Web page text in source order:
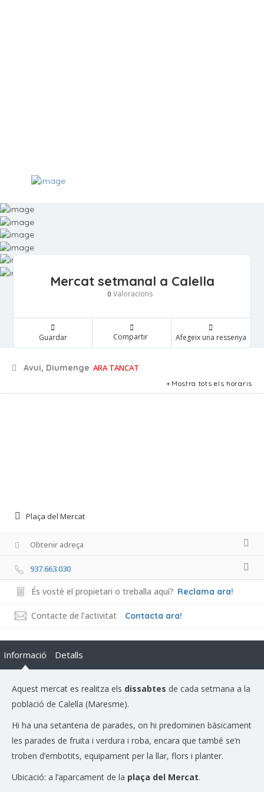
Mercat setmanal a Calella
0 Valoracions
Guardar Compartir Afegeix una ressenya
Avui, Diumenge ARA TANCAT
Mostra tots els horaris
Plaça del Mercat
Obtenir adreça
937.663.030
És vostè el propietari o treballa aquí? Reclama ara!
Contacte de l'activitat Contacta ara!
Informació Detalls
Aquest mercat es realitza els dissabtes de cada setmana a la
població de Calella (Maresme).
Hi ha una setantena de parades, on hi predominen bàsicament
les parades de fruita i verdura i roba, encara que també se’n
troben d’embotits, equipament per la llar, flors i planter.
Ubicació: a l’aparcament de la plaça del Mercat.